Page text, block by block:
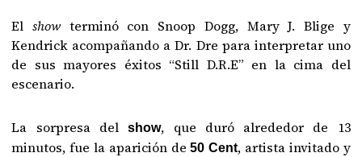
El show terminó con Snoop Dogg, Mary J. Blige y
Kendrick acompañando a Dr. Dre para interpretar uno
de sus mayores éxitos “Still D.R.E” en la cima del
escenario.
La sorpresa delshow, que duró alrededor de 13
minutos, fue la aparición de50 Cent, artista invitado y